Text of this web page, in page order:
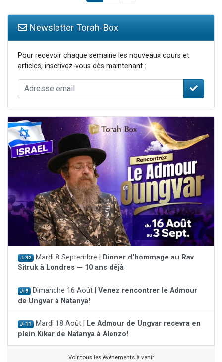
Newsletter Torah-Box
Pour recevoir chaque semaine les nouveaux cours et
articles, inscrivez-vous dès maintenant :
J-32 Mardi 8 Septembre |
Dinner d'hommage au Rav
Sitruk à Londres — 10 ans déjà
J-9 Dimanche 16 Août | Venez rencontrer le Admour
de Ungvar à Natanya!
J-11 Mardi 18 Août |
Le Admour de Ungvar recevra en
plein Kikar de Natanya à Alonzo!
Voir tous les événements à venir